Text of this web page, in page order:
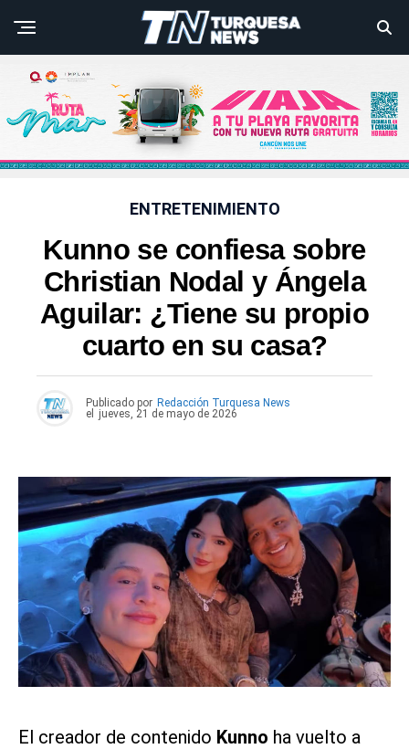
ENTRETENIMIENTO
Kunno se confiesa sobre
Christian Nodal y Ángela
Aguilar: ¿Tiene su propio
cuarto en su casa?
Publicado por Redacción Turquesa News
el
jueves, 21 de mayo de 2026
El creador de contenido Kunno ha vuelto a